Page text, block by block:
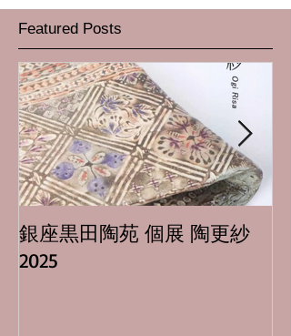
Featured Posts
銀座黒田陶苑 個展 陶更紗
2025